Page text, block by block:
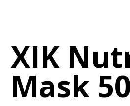
XIK
Mask